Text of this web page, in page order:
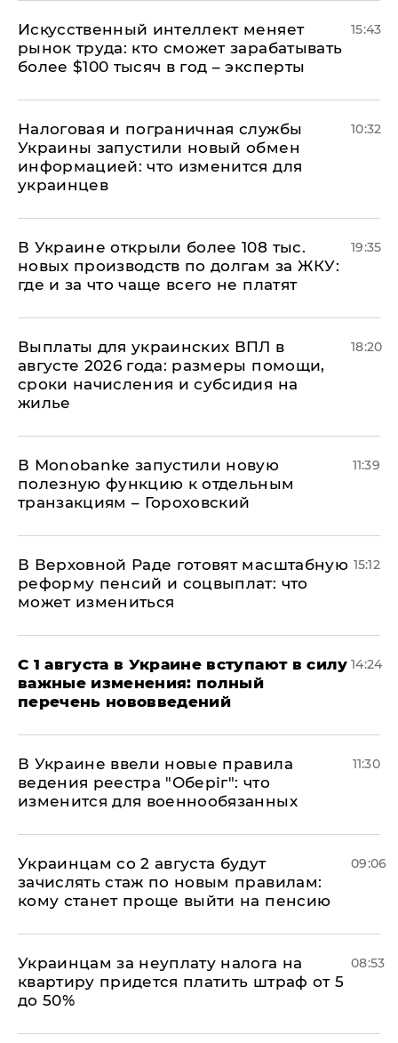
Искусственный интеллект меняет
рынок труда: кто сможет зарабатывать
более $100 тысяч в год – эксперты
15:43
Налоговая и пограничная службы
Украины запустили новый обмен
информацией: что изменится для
украинцев
10:32
В Украине открыли более 108 тыс.
новых производств по долгам за ЖКУ:
где и за что чаще всего не платят
19:35
Выплаты для украинских ВПЛ в
августе 2026 года: размеры помощи,
сроки начисления и субсидия на
жилье
18:20
В Мonobankе запустили новую
полезную функцию к отдельным
транзакциям – Гороховский
11:39
В Верховной Раде готовят масштабную
реформу пенсий и соцвыплат: что
может измениться
15:12
С 1 августа в Украине вступают в силу
важные изменения: полный
перечень нововведений
14:24
В Украине ввели новые правила
ведения реестра "Оберіг": что
изменится для военнообязанных
11:30
Украинцам со 2 августа будут
зачислять стаж по новым правилам:
кому станет проще выйти на пенсию
09:06
Украинцам за неуплату налога на
квартиру придется платить штраф от 5
до 50%
08:53